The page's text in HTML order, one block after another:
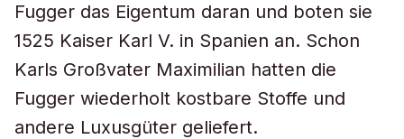
Fugger das Eigentum daran und boten sie
1525 Kaiser Karl V. in Spanien an. Schon
Karls Großvater Maximilian hatten die
Fugger wiederholt kostbare Stoffe und
andere Luxusgüter geliefert.